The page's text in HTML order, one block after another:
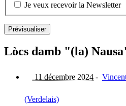
Je veux recevoir la Newsletter
Lòcs damb "(la)
11 décembre 2024 -
(Verdelais)